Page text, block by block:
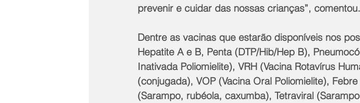
prevenir e cuidar das nossas crianças”, comentou.
Dentre as vacinas que estarão disponíveis nos
Hepatite A e B, Penta (DTP/Hib/Hep B),
Inativada Poliomielite), VRH (Vacina Rotavírus
(conjugada), VOP (Vacina Oral Poliomielite),
(Sarampo, rubéola, caxumba), Tetraviral